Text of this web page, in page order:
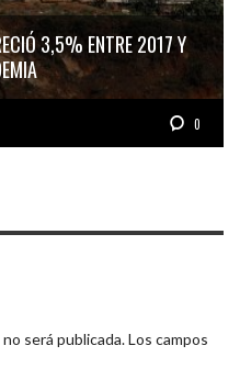
3,5% ENTRE 2017 Y
0
será publicada.Los campos